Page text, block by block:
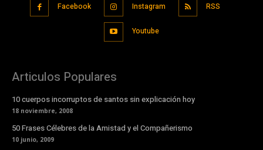
Facebook Instagram RSS
Youtube
Articulos Populares
10 cuerpos incorruptos de santos sin explicación hoy
18 noviembre, 2008
50 Frases Célebres de la Amistad y el Compañerismo
10 junio, 2009